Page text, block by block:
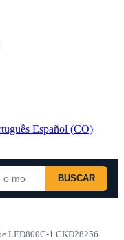
Español (CO)
BUSCAR
LED800C-1 CKD28256